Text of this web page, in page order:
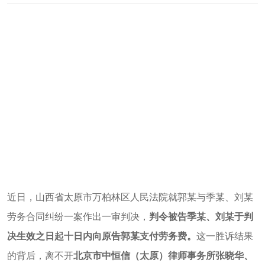
近日，山西省太原市万柏林区人民法院就郭某与季某、刘某
劳务合同纠纷一案作出一审判决， 判令被告季某、刘某于判
决生效之日起十日内向原告郭某支付劳务费。 这一胜诉结果
的背后，离不开北京市中恒信（太原）律师事务所张晓华、